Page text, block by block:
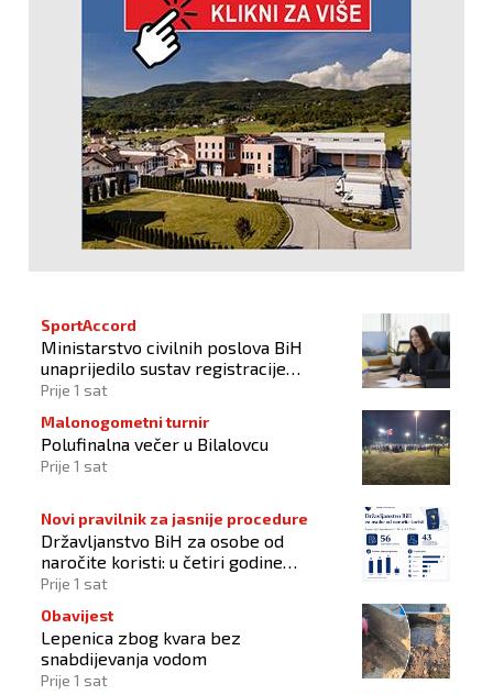
SportAccord
Ministarstvo civilnih poslova BiH
unaprijedilo sustav registracije
sportskih organizacija
Prije 1 sat
Malonogometni turnir
Polufinalna večer u Bilalovcu
Prije 1 sat
Novi pravilnik za jasnije procedure
Državljanstvo BiH za osobe od
naročite koristi: u četiri godine
odobrena 43 zahtjeva
Prije 1 sat
Obavijest
Lepenica zbog kvara bez
snabdijevanja vodom
Prije 1 sat